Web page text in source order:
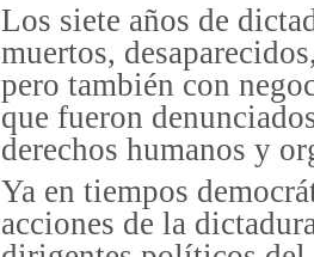
Los siete años de
muertos,
pero también con
que fueron
derechos humanos y
Ya en tiempos
acciones de la